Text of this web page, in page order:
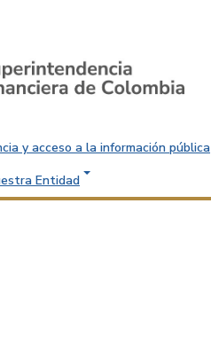
y acceso a la información pública
Entidad